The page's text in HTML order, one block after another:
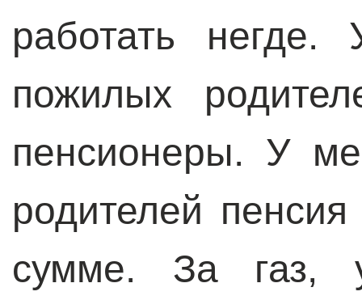
работать
пожилых
пенсионеры. У
родителей
сумме. За газ,